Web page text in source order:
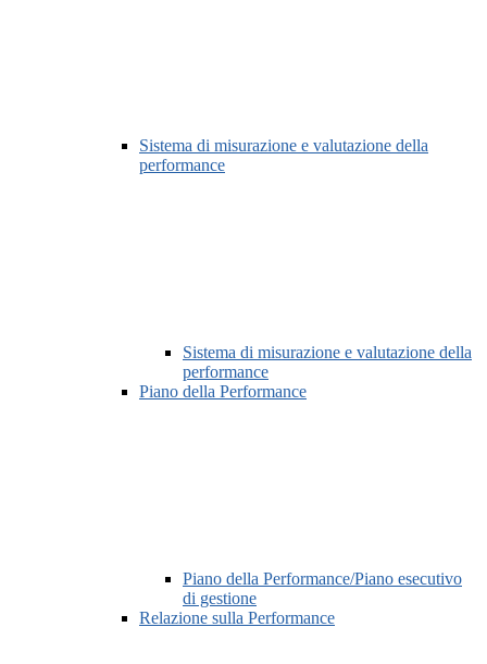
Sistema di misurazione e valutazione della
performance
Sistema di misurazione e valutazione della
performance
Piano della Performance
Piano della Performance/Piano esecutivo
di gestione
Relazione sulla Performance